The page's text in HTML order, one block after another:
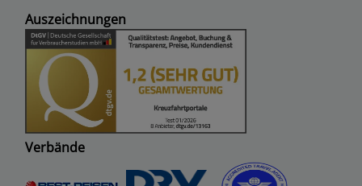
Auszeichnungen
Verbände